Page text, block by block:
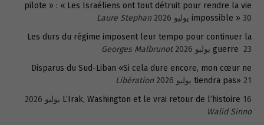
pilote » : « Les Israéliens ont tout détruit pour rendre la vie
impossible » 30 يوليو 2026
Laure Stephan
Les durs du régime imposent leur tempo pour continuer la
guerre 23 يوليو 2026
Georges Malbrunot
Disparus du Sud-Liban «Si cela dure encore, mon cœur ne
tiendra pas» 21 يوليو 2026
Libération
L’Irak, Washington et le vrai retour de l’histoire 16 يوليو 2026
Walid Sinno